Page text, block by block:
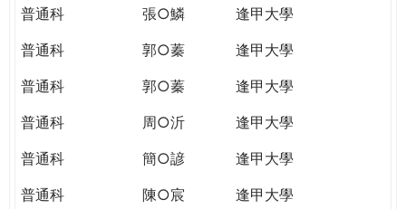
普通科
張○鱗
逢甲大學
普通科
郭○蓁
逢甲大學
普通科
郭○蓁
逢甲大學
普通科
周○沂
逢甲大學
普通科
簡○諺
逢甲大學
普通科
陳○宸 逢甲大學